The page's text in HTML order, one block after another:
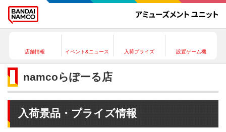
店舗情報 イベント&ニュース 入荷プライズ 設置ゲーム機
namcoらぽーる店
入荷景品・プライズ情報